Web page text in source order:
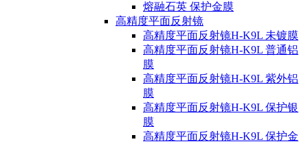
熔融石英 保护金膜
高精度平面反射镜
高精度平面反射镜H-K9L 未镀膜
高精度平面反射镜H-K9L 普通铝
膜
高精度平面反射镜H-K9L 紫外铝
膜
高精度平面反射镜H-K9L 保护银
膜
高精度平面反射镜H-K9L 保护金